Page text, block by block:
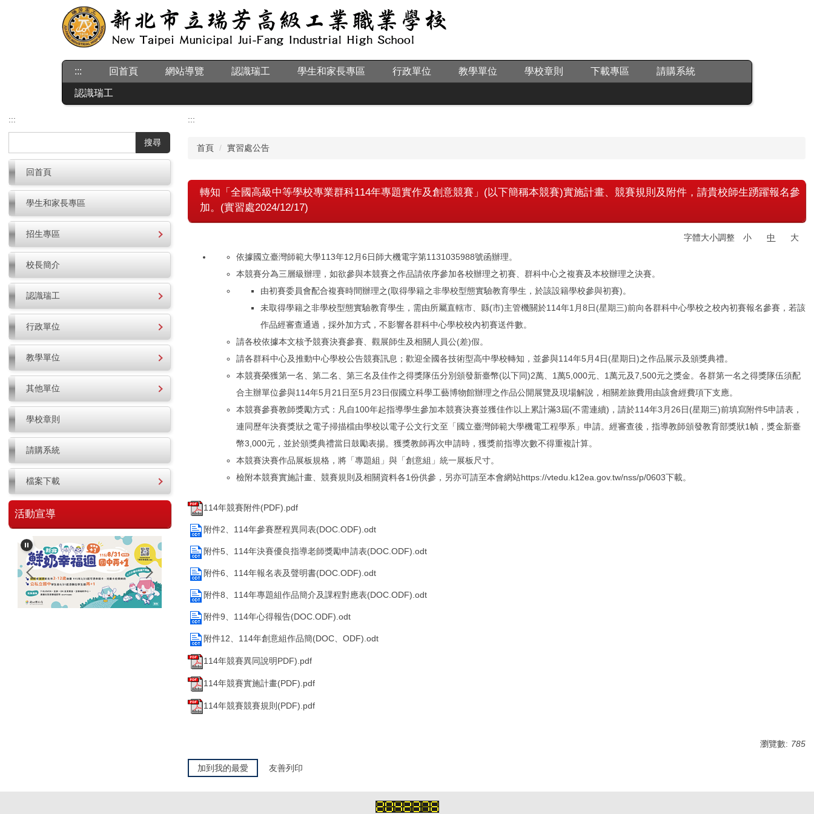
::: 回首頁 網站導覽 認識瑞工 學生和家長專區 行政單位 教學單位 學校章則 下載專區 請購系統
認識瑞工
:::
搜尋
回首頁
學生和家長專區
招生專區
校長簡介
認識瑞工
行政單位
教學單位
其他單位
學校章則
請購系統
檔案下載
活動宣導
:::
首頁 實習處公告
轉知「全國高級中等學校專業群科114年專題實作及創意競賽」(以下簡稱本競賽)實施計畫、競賽規則及附件，請貴校師生踴躍報名參
加。(實習處2024/12/17)
字體大小調整 小 中
大
依據國立臺灣師範大學113年12月6日師大機電字第1131035988號函辦理。
本競賽分為三層級辦理，如欲參與本競賽之作品請依序參加各校辦理之初賽、群科中心之複賽及本校辦理之決賽。
由初賽委員會配合複賽時間辦理之(取得學籍之非學校型態實驗教育學生，於該設籍學校參與初賽)。
未取得學籍之非學校型態實驗教育學生，需由所屬直轄市、縣(市)主管機關於114年1月8日(星期三)前向各群科中心學校之校內初賽報名參賽，若該
作品經審查通過，採外加方式，不影響各群科中心學校校內初賽送件數。
請各校依據本文核予競賽決賽參賽、觀展師生及相關人員公(差)假。
請各群科中心及推動中心學校公告競賽訊息；歡迎全國各技術型高中學校轉知，並參與114年5月4日(星期日)之作品展示及頒獎典禮。
本競賽榮獲第一名、第二名、第三名及佳作之得獎隊伍分別頒發新臺幣(以下同)2萬、1萬5,000元、1萬元及7,500元之獎金。各群第一名之得獎隊伍須配
合主辦單位參與114年5月21日至5月23日假國立科學工藝博物館辦理之作品公開展覽及現場解說，相關差旅費用由該會經費項下支應。
本競賽參賽教師獎勵方式：凡自100年起指導學生參加本競賽決賽並獲佳作以上累計滿3屆(不需連續)，請於114年3月26日(星期三)前填寫附件5申請表，
連同歷年決賽獎狀之電子掃描檔由學校以電子公文行文至「國立臺灣師範大學機電工程學系」申請。經審查後，指導教師頒發教育部獎狀1幀，獎金新臺
幣3,000元，並於頒獎典禮當日鼓勵表揚。獲獎教師再次申請時，獲獎前指導次數不得重複計算。
本競賽決賽作品展板規格，將「專題組」與「創意組」統一展板尺寸。
檢附本競賽實施計畫、競賽規則及相關資料各1份供參，另亦可請至本會網站https://vtedu.k12ea.gov.tw/nss/p/0603下載。
114年競賽附件(PDF).pdf
附件2、114年參賽歷程異同表(DOC.ODF).odt
附件5、114年決賽優良指導老師獎勵申請表(DOC.ODF).odt
附件6、114年報名表及聲明書(DOC.ODF).odt
附件8、114年專題組作品簡介及課程對應表(DOC.ODF).odt
附件9、114年心得報告(DOC.ODF).odt
附件12、114年創意組作品簡(DOC、ODF).odt
114年競賽異同說明PDF).pdf
114年競賽實施計畫(PDF).pdf
114年競賽競賽規則(PDF).pdf
瀏覽數: 785
加到我的最愛 友善列印